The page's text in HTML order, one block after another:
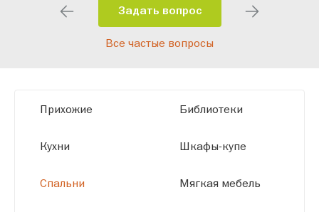
помещения и личные пожелания.
Благодаря современному
высокотехнологичному оборудованию
размерам.
Задать вопрос
Все частые вопросы
Прихожие
Кухни
Спальни
Библиотеки
Шкафы-купе
Мягкая мебель